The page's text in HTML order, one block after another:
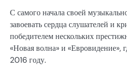
С самого начала своей
завоевать сердца слушателей и
победителем нескольких
«Новая волна» и «Евровидение»,
2016 году.